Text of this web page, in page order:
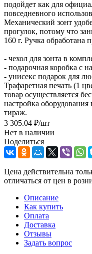
подойдет как для
повседневного
Механический зонт
прогулок, потому что
160 г. Ручка
- чехол для зонта в
- подарочная коробка с
- унисекс подарок для
Трафаретная печать (1
товар осуществляется
настройка оборудования
тираж.
3 305.04 ₽/шт
Нет в наличии
Поделиться
Цена действительна
отличаться от цен в
Описание
Как купить
Оплата
Доставка
Отзывы
Задать вопрос